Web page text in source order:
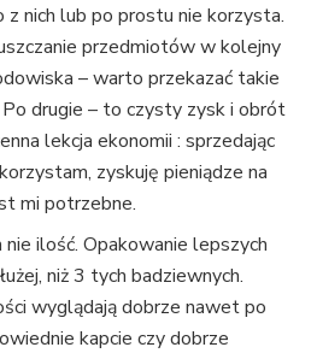
z nich lub po prostu nie korzysta.
przedmiotów w kolejny
– warto przekazać takie
drugie – to czysty zysk i obrót
lekcja ekonomii : sprzedając
zyskuję pieniądze na
mi potrzebne.
ilość. Opakowanie lepszych
niż 3 tych badziewnych.
wyglądają dobrze nawet po
kapcie czy dobrze